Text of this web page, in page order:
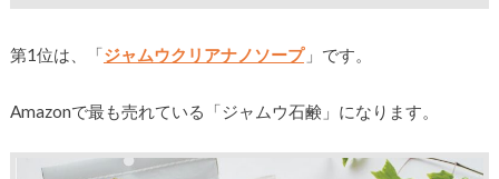
第1位は、「ジャムウクリアナノソープ」です。
Amazonで最も売れている「ジャムウ石鹸」になります。